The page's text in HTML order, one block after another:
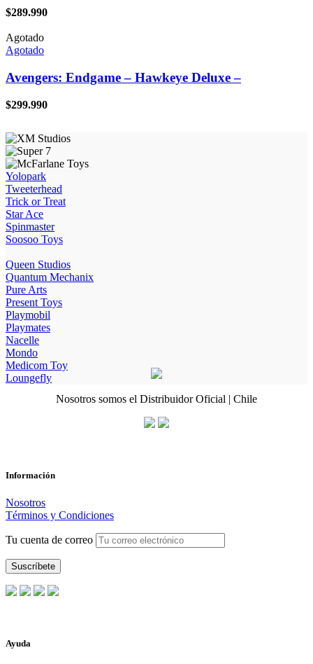
$289.990
Agotado
Agotado
Avengers: Endgame – Hawkeye Deluxe –
$299.990
Yolopark
Tweeterhead
Trick or Treat
Star Ace
Spinmaster
Soosoo Toys
Queen Studios
Quantum Mechanix
Pure Arts
Present Toys
Playmobil
Playmates
Nacelle
Mondo
Medicom Toy
Loungefly
Nosotros somos el Distribuidor Oficial | Chile
Información
Nosotros
Términos y Condiciones
Tu cuenta de correo
Ayuda